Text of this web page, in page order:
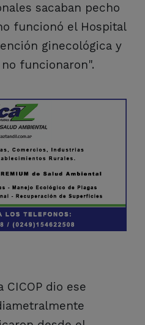
sacaban pecho
funcionó el Hospital
ginecológica y
funcionaron".
dio ese